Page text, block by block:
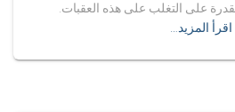
على التغلب على هذه العقبات.
اقرأ المزيد…